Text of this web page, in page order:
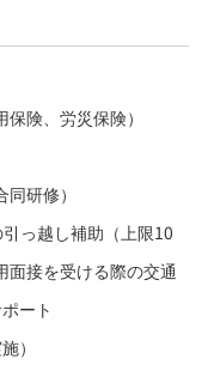
険、労災保険）
研修）
っ越し補助（上限10
面接を受ける際の交通
ート
）